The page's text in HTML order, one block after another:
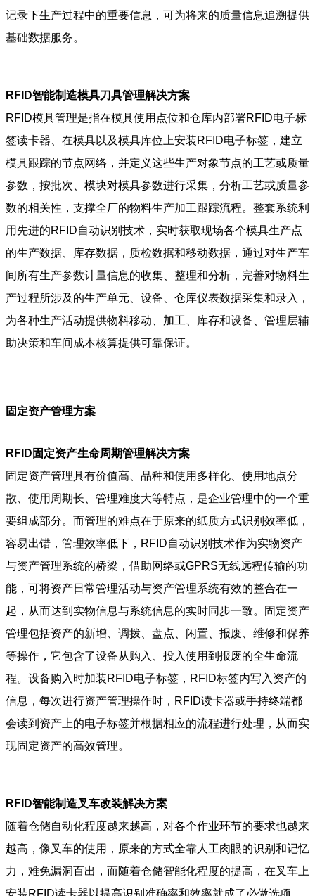
记录下生产过程中的重要信息，可为将来的质量信息追溯提供
基础数据服务。
RFID智能制造模具刀具管理解决方案
RFID模具管理是指在模具使用点位和仓库内部署RFID电子标
签读卡器、在模具以及模具库位上安装RFID电子标签，建立
模具跟踪的节点网络，并定义这些生产对象节点的工艺或质量
参数，按批次、模块对模具参数进行采集，分析工艺或质量参
数的相关性，支撑全厂的物料生产加工跟踪流程。整套系统利
用先进的RFID自动识别技术，实时获取现场各个模具生产点
的生产数据、库存数据，质检数据和移动数据，通过对生产车
间所有生产参数计量信息的收集、整理和分析，完善对物料生
产过程所涉及的生产单元、设备、仓库仪表数据采集和录入，
为各种生产活动提供物料移动、加工、库存和设备、管理层辅
助决策和车间成本核算提供可靠保证。
固定资产管理方案
RFID固定资产生命周期管理解决方案
固定资产管理具有价值高、品种和使用多样化、使用地点分
散、使用周期长、管理难度大等特点，是企业管理中的一个重
要组成部分。而管理的难点在于原来的纸质方式识别效率低，
容易出错，管理效率低下，RFID自动识别技术作为实物资产
与资产管理系统的桥梁，借助网络或GPRS无线远程传输的功
能，可将资产日常管理活动与资产管理系统有效的整合在一
起，从而达到实物信息与系统信息的实时同步一致。固定资产
管理包括资产的新增、调拨、盘点、闲置、报废、维修和保养
等操作，它包含了设备从购入、投入使用到报废的全生命流
程。设备购入时加装RFID电子标签，RFID标签内写入资产的
信息，每次进行资产管理操作时，RFID读卡器或手持终端都
会读到资产上的电子标签并根据相应的流程进行处理，从而实
现固定资产的高效管理。
RFID智能制造叉车改装解决方案
随着仓储自动化程度越来越高，对各个作业环节的要求也越来
越高，像叉车的使用，原来的方式全靠人工肉眼的识别和记忆
力，难免漏洞百出，而随着仓储智能化程度的提高，在叉车上
安装RFID读卡器以提高识别准确率和效率就成了必做选项